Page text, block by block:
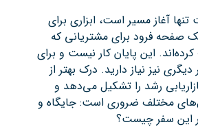
آغاز مسیر است، ابزاری برای
صفحه فرود برای مشتریانی که
این پایان کار نیست و برای
نیز نیاز دارید. درک بهتر از
رشد را تشکیل می‌دهد و
مختلف ضروری است: جایگاه و
این سفر چیست؟